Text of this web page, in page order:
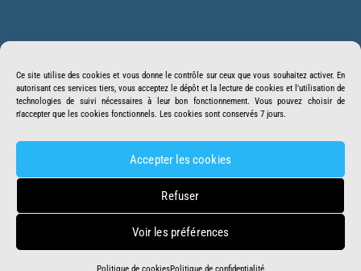
Ce site utilise des cookies et vous donne le contrôle sur ceux que vous souhaitez activer. En
autorisant ces services tiers, vous acceptez le dépôt et la lecture de cookies et l'utilisation de
technologies de suivi nécessaires à leur bon fonctionnement. Vous pouvez choisir de
n'accepter que les cookies fonctionnels. Les cookies sont conservés 7 jours.
Accepter les cookies
Refuser
Voir les préférences
Top
Suivez-nous Facebook Twitter
Mentions légales
DOSSIER DNC
Faire un Don Contact